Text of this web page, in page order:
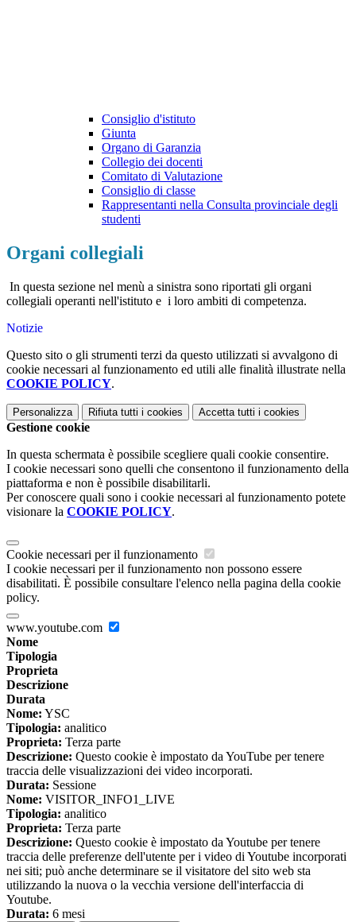
Consiglio d'istituto
Giunta
Organo di Garanzia
Collegio dei docenti
Comitato di Valutazione
Consiglio di classe
Rappresentanti nella Consulta provinciale degli
studenti
Organi collegiali
In questa sezione nel menù a sinistra sono riportati gli organi
collegiali operanti nell'istituto e i loro ambiti di competenza.
Notizie
Questo sito o gli strumenti terzi da questo utilizzati si avvalgono di
cookie necessari al funzionamento ed utili alle finalità illustrate nella
COOKIE POLICY.
Personalizza Rifiuta tutti i cookies Accetta tutti i cookies
Gestione cookie
In questa schermata è possibile scegliere quali cookie consentire.
I cookie necessari sono quelli che consentono il funzionamento della
piattaforma e non è possibile disabilitarli.
Per conoscere quali sono i cookie necessari al funzionamento potete
visionare la COOKIE POLICY.
Cookie necessari per il funzionamento
I cookie necessari per il funzionamento non possono essere
disabilitati. È possibile consultare l'elenco nella pagina della cookie
policy.
www.youtube.com
Nome
Tipologia
Proprieta
Descrizione
Durata
Nome: YSC
Tipologia: analitico
Proprieta: Terza parte
Descrizione: Questo cookie è impostato da YouTube per tenere
traccia delle visualizzazioni dei video incorporati.
Durata: Sessione
Nome: VISITOR_INFO1_LIVE
Tipologia: analitico
Proprieta: Terza parte
Descrizione: Questo cookie è impostato da Youtube per tenere
traccia delle preferenze dell'utente per i video di Youtube incorporati
nei siti; può anche determinare se il visitatore del sito web sta
utilizzando la nuova o la vecchia versione dell'interfaccia di
Youtube.
Durata: 6 mesi